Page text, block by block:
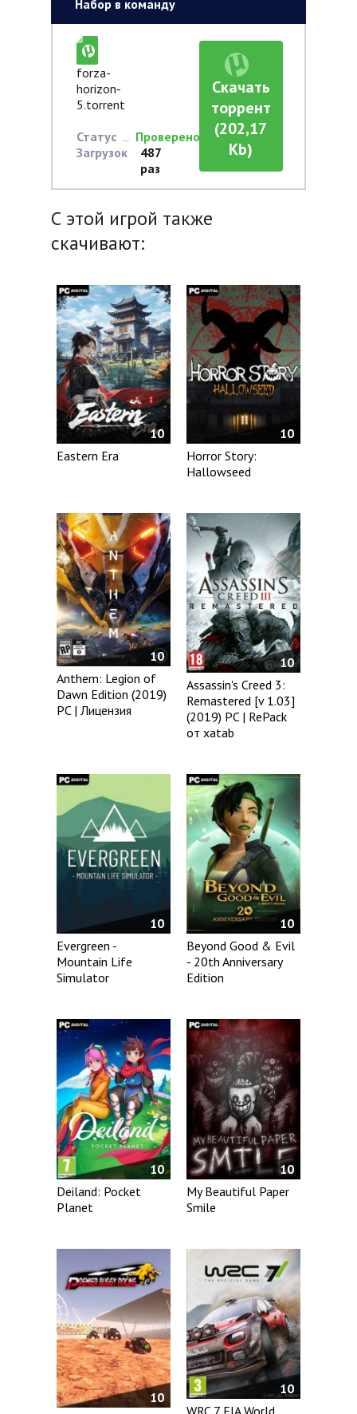
Набор в команду
forza-
horizon-
5.torrent
Статус
Проверено
Загрузок
487
раз
Скачать
торрент
(202,17
Kb)
С этой игрой также
скачивают:
10
Eastern Era
10
Horror Story:
Hallowseed
10
Anthem: Legion of
Dawn Edition (2019)
PC | Лицензия
10
Assassin's Creed 3:
Remastered [v 1.03]
(2019) PC | RePack
от xatab
10
Evergreen -
Mountain Life
Simulator
10
Beyond Good & Evil
- 20th Anniversary
Edition
10
Deiland: Pocket
Planet
10
My Beautiful Paper
Smile
10
10